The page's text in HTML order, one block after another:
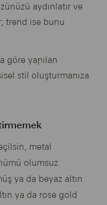
aydınlatır ve
trend ise bunu
göre yapılan
stil oluşturmanıza
metal
olumsuz
ya da beyaz altın
ya da rose gold